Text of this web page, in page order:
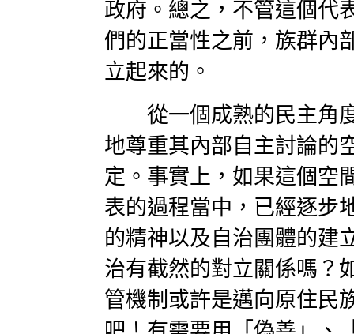
政府。總之，不管這個代
們的正當性之前，族群內
立起來的。
從一個成熟的民主角度
地尊重其內部自主討論的
定。事實上，如果這個空
表的過程當中，已經逐步
的精神以及自治團體的建
治有截然的對立關係嗎？
管機制或許是邁向原住民